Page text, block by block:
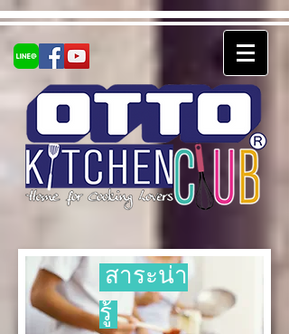
สาระน่า
รู้